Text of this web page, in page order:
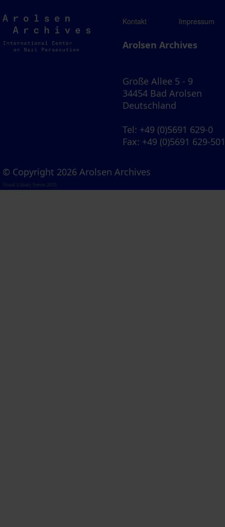
Arolsen
Archives
Kontakt Impressum
Arolsen Archives
Große Allee 5 - 9
34454 Bad Arolsen
Deutschland
Tel: +49 (0)5691 629-0
Fax: +49 (0)5691 629-
© Copyright 2026 Arolsen Archives
Visual Library Server 2026